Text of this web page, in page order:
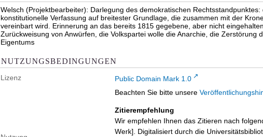
Welsch (Projektbearbeiter): Darlegung des demokratischen
konstitutionelle Verfassung auf breitester Grundlage, die zusammen mit der
vereinbart wird. Erinnerung an das bereits 1815 gegebene, aber nicht
Zurückweisung von Anwürfen, die Volkspartei wolle die Anarchie, die Zerstörung
Eigentums
NUTZUNGSBEDINGUNGEN
Lizenz Public Domain Mark 1.0
Beachten Sie bitte unsere
Zitierempfehlung
Wir empfehlen Ihnen das Zitieren nach
Werk]. Digitalisiert durch die